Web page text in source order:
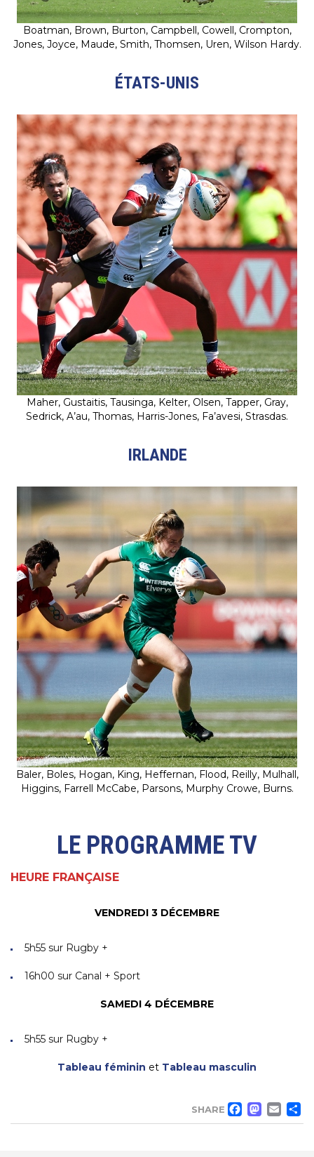
Boatman, Brown, Burton, Campbell, Cowell, Crompton,
Jones, Joyce, Maude, Smith, Thomsen, Uren, Wilson Hardy.
ÉTATS-UNIS
Maher, Gustaitis, Tausinga, Kelter, Olsen, Tapper, Gray,
Sedrick, A’au, Thomas, Harris-Jones, Fa’avesi, Strasdas.
IRLANDE
Baler, Boles, Hogan, King, Heffernan, Flood, Reilly, Mulhall,
Higgins, Farrell McCabe, Parsons, Murphy Crowe, Burns.
LE PROGRAMME TV
HEURE FRANÇAISE
VENDREDI 3 DÉCEMBRE
5h55 sur Rugby +
16h00 sur Canal + Sport
SAMEDI 4 DÉCEMBRE
5h55 sur Rugby +
Tableau féminin et Tableau masculin
SHARE